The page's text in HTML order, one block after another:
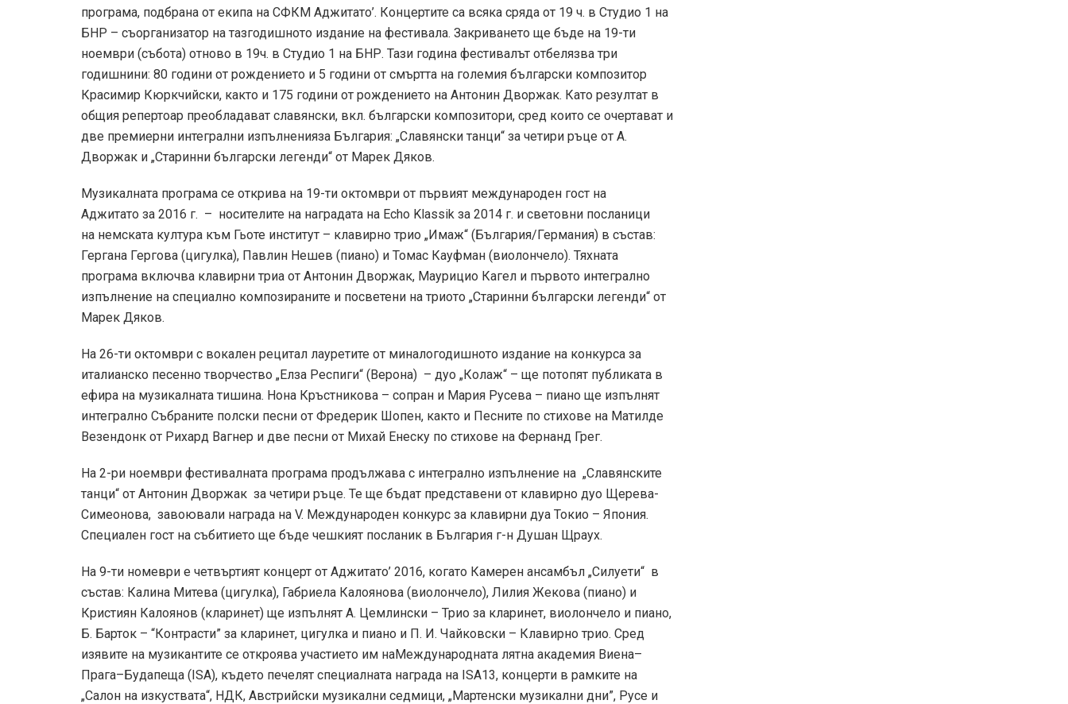
програма, подбрана от екипа на СФКМ Аджитато’. Концертите са всяка сряда от 19 ч. в Студио 1 на
БНР – съорганизатор на тазгодишното издание на фестивала. Закриването ще бъде на 19-ти
ноември (събота) отново в 19ч. в Студио 1 на БНР. Тази година фестивалът отбелязва три
годишнини: 80 години от рождението и 5 години от смъртта на големия български композитор
Красимир Кюркчийски, както и 175 години от рождението на Антонин Дворжак. Като резултат в
общия репертоар преобладават славянски, вкл. български композитори, сред които се очертават и
две премиерни интегрални изпълненияза България: „Славянски танци“ за четири ръце от А.
Дворжак и „Старинни български легенди“ от Марек Дяков.
Музикалната програма се открива на 19-ти октомври от първият международен гост на
Аджитато за 2016 г. – носителите на наградата на Echo Klassik за 2014 г. и световни посланици
на немската култура към Гьоте институт – клавирно трио „Имаж“ (България/Германия) в състав:
Гергана Гергова (цигулка), Павлин Нешев (пиано) и Томас Кауфман (виолончело). Тяхната
програма включва клавирни триа от Антонин Дворжак, Маурицио Кагел и първото интегрално
изпълнение на специално композираните и посветени на триото „Старинни български легенди“ от
Марек Дяков.
На 26-ти октомври с вокален рецитал лауретите от миналогодишното издание на конкурса за
италианско песенно творчество „Елза Респиги“ (Верона) – дуо „Колаж“ – ще потопят публиката в
ефира на музикалната тишина. Нона Кръстникова – сопран и Мария Русева – пиано ще изпълнят
интегрално Събраните полски песни от Фредерик Шопен, както и Песните по стихове на Матилде
Везендонк от Рихард Вагнер и две песни от Михай Енеску по стихове на Фернанд Грег.
На 2-ри ноември фестивалната програма продължава с интегрално изпълнение на „Славянските
танци“ от Антонин Дворжак за четири ръце. Те ще бъдат представени от клавирно дуо Щерева-
Симеонова, завоювали награда на V. Международен конкурс за клавирни дуа Токио – Япония.
Специален гост на събитието ще бъде чешкият посланик в България г-н Душан Щраух.
На 9-ти номеври е четвъртият концерт от Аджитато’ 2016, когато Камерен ансамбъл „Силуети“ в
състав: Калина Митева (цигулка), Габриела Калоянова (виолончело), Лилия Жекова (пиано) и
Кристиян Калоянов (кларинет) ще изпълнят А. Цемлински – Трио за кларинет, виолончело и пиано,
Б. Барток – “Контрасти” за кларинет, цигулка и пиано и П. И. Чайковски – Клавирно трио. Сред
изявите на музикантите се откроява участието им наМеждународната лятна академия Виена–
Прага–Будапеща (ISA), където печелят специалната награда на ISA13, концерти в рамките на
„Салон на изкуствата“, НДК, Австрийски музикални седмици, „Мартенски музикални дни”, Русе и